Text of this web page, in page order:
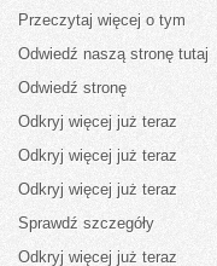
Przeczytaj więcej o tym
Odwiedź naszą stronę tutaj
Odwiedź stronę
Odkryj więcej już teraz
Odkryj więcej już teraz
Odkryj więcej już teraz
Sprawdź szczegóły
Odkryj więcej już teraz